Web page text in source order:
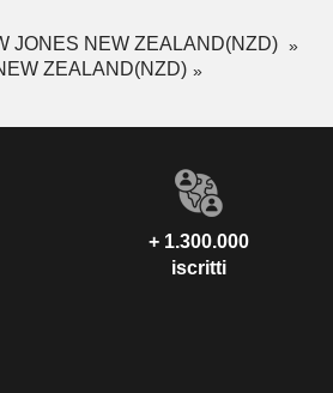
JONES NEW ZEALAND(NZD)
ZEALAND(NZD)
+ 1.300.000
iscritti